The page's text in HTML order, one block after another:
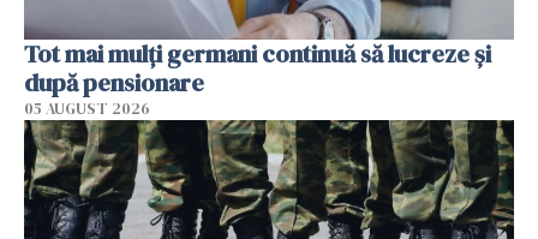
Tot mai mulți germani continuă să lucreze și
după pensionare
05 AUGUST 2026